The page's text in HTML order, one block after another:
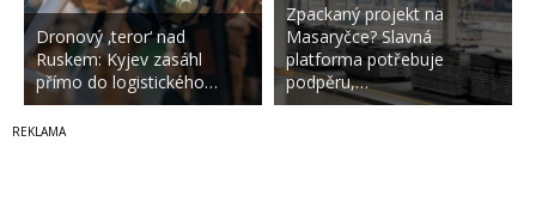
Dronový ‚teror‘ nad
Ruskem: Kyjev zasáhl
přímo do logistického…
Zpackaný projekt na
Masaryčce? Slavná
platforma potřebuje
podpěru,…